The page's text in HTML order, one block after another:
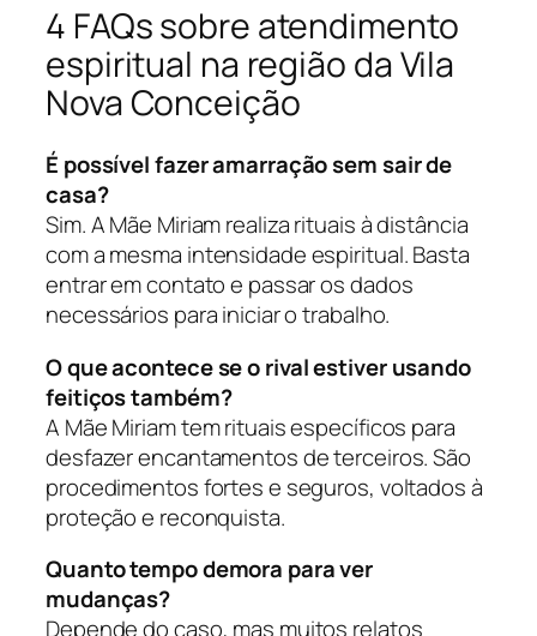
4 FAQs sobre atendimento
espiritual na região da Vila
Nova Conceição
É possível fazer amarração sem sair de
casa?
Sim. A Mãe Miriam realiza rituais à distância
com a mesma intensidade espiritual. Basta
entrar em contato e passar os dados
necessários para iniciar o trabalho.
O que acontece se o rival estiver usando
feitiços também?
A Mãe Miriam tem rituais específicos para
desfazer encantamentos de terceiros. São
procedimentos fortes e seguros, voltados à
proteção e reconquista.
Quanto tempo demora para ver
mudanças?
Depende do caso, mas muitos relatos